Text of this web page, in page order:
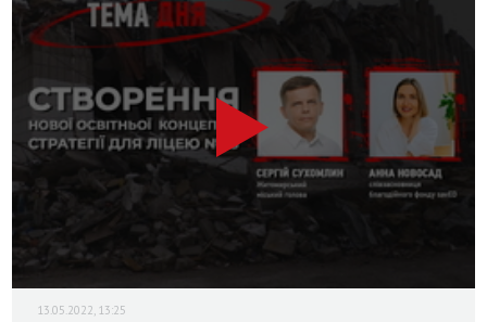
13.05.2022, 13:25